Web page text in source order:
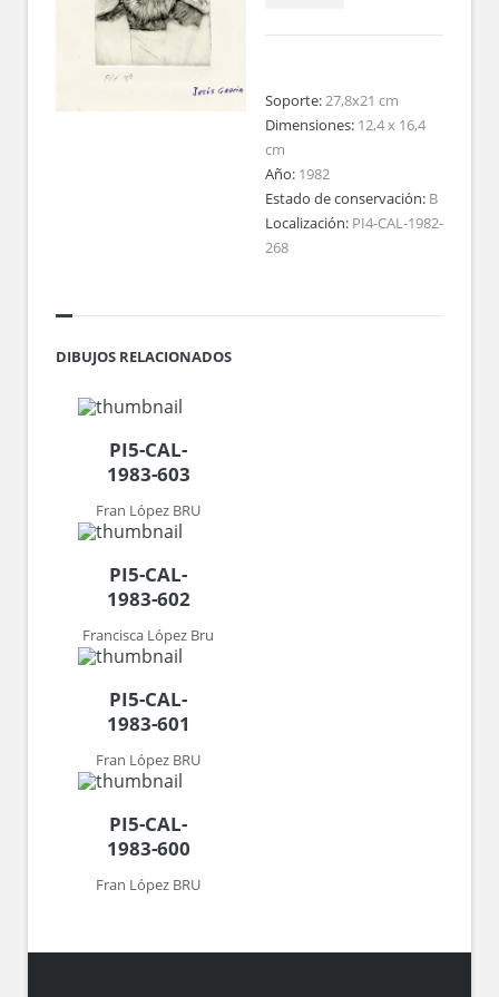
Soporte:27,8x21 cm
Dimensiones: 12,4 x 16,4
cm
Año: 1982
Estado de conservación: B
Localización: PI4-CAL-1982-
268
DIBUJOS RELACIONADOS
PI5-CAL-
1983-603
Fran López BRU
PI5-CAL-
1983-602
Francisca López Bru
PI5-CAL-
1983-601
Fran López BRU
PI5-CAL-
1983-600
Fran López BRU